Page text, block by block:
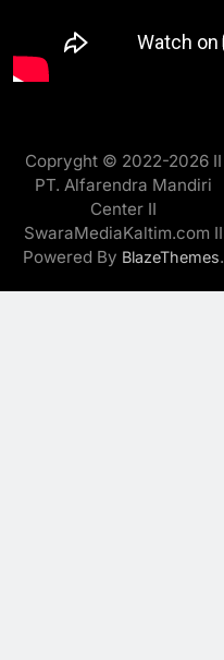
Copryght © 2022-2026 II
PT. Alfarendra Mandiri
Center II
SwaraMediaKaltim.com II
Powered By BlazeThemes.